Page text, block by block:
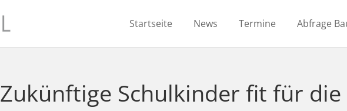
Startseite News Termine Abfrage
Zukünftige Schulkinder fit für die